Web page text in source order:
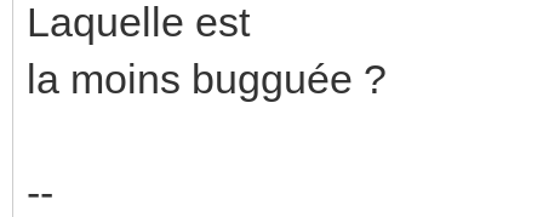
Laquelle est
la moins bugguée ?
--